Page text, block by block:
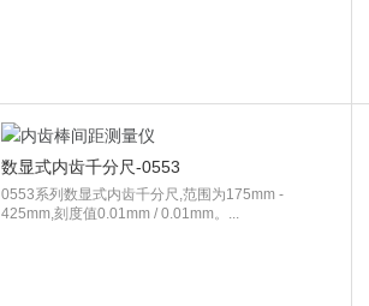
数显式内齿千分尺-0553
0553系列数显式内齿千分尺,范围为175mm -
425mm,刻度值0.01mm / 0.01mm。...